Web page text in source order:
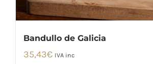
Bandullo de Galicia
35,43€ IVA inc